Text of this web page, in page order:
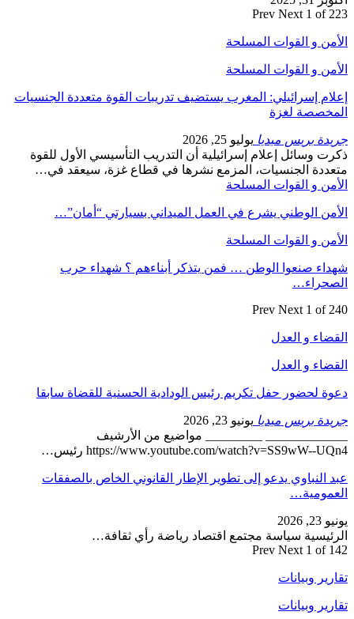
Prev Next 1 of 223
الأمن و القوات المسلحة
الأمن و القوات المسلحة
إعلام إسرائيلي: المغرب يستضيف تدريبات القوة متعددة الجنسيات
المخصصة لغزة
جريدة بريس ميديا يوليو 25, 2026
ذكرت وسائل إعلام إسرائيلية أن التدريب التأسيسي الأول للقوة
متعددة الجنسيات، المزمع نشرها في قطاع غزة، سيعقد في…
الأمن و القوات المسلحة
الأمن الوطني يشرع في العمل الميداني بسيارتي “أمان”…
الأمن و القوات المسلحة
شهداء صنعوا الوطن … فمن يتذكر أبناءهم ؟ شهداء حرب
الصحراء…
Prev Next 1 of 240
القضاء و العدل
القضاء و العدل
دعوة لحضور حفل تكريم رئيس الودادية الحسنية للقضاة سابقا
جريدة بريس ميديا يونيو 23, 2026
_____________ _________ مواضيع من الأرشيف
https://www.youtube.com/watch?v=SS9wW--UQn4 رئيس…
عبد النباوي يدعو إلى تطوير الإطار القانوني الخاص بالصفقات
العمومية…
يونيو 23, 2026
الرئيسية سياسة مجتمع اقتصاد رياضة رأي ثقافة…
Prev Next 1 of 142
تقارير وبيانات
تقارير وبيانات